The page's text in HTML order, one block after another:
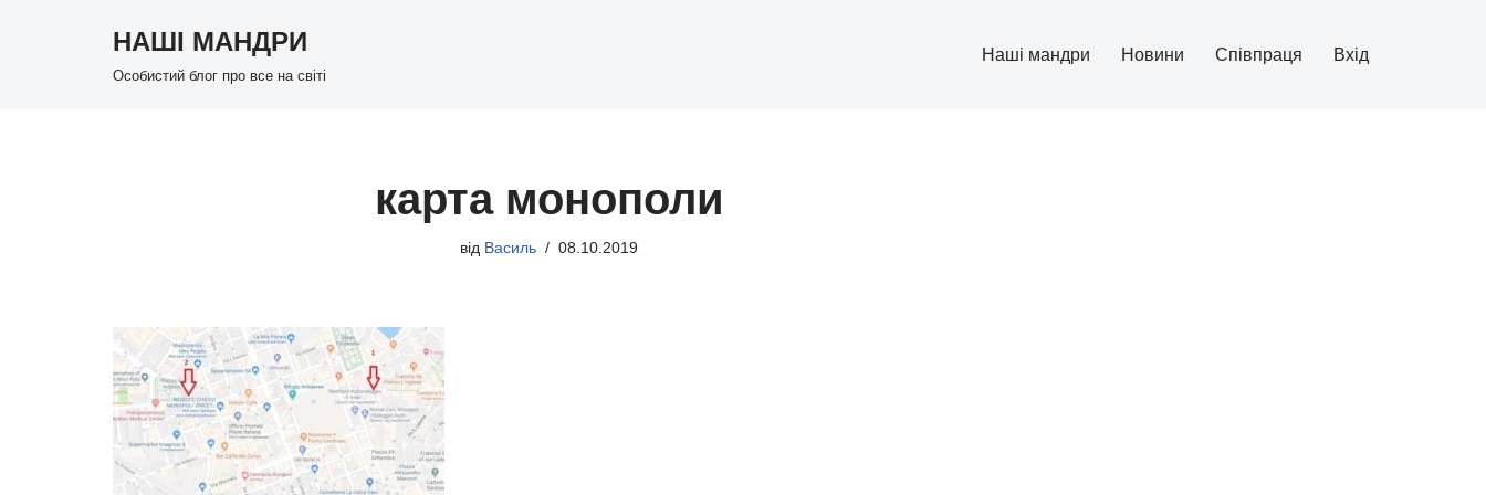
НАШІ МАНДРИ
Особистий блог про все на світі
Наші мандри Новини Співпраця Вхід
карта монополи
від Василь 08.10.2019